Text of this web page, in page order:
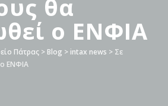
θα
ο ΕΝΦΙΑ
Πάτρας > Blog > intax news > Σε
ΕΝΦΙΑ